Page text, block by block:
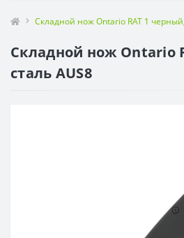
Складной нож Ontario RAT 1
Складной нож Ontario
сталь AUS8